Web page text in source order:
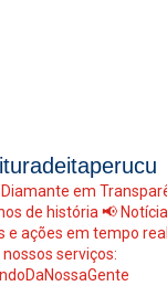
em
de história 📢
e ações em tempo real
serviços: